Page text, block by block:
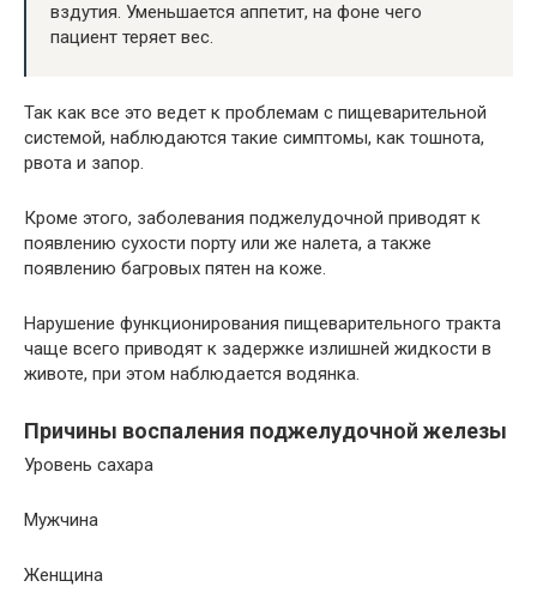
вздутия. Уменьшается аппетит, на фоне чего
пациент теряет вес.
Так как все это ведет к проблемам с пищеварительной
системой, наблюдаются такие симптомы, как тошнота,
рвота и запор.
Кроме этого, заболевания поджелудочной приводят к
появлению сухости порту или же налета, а также
появлению багровых пятен на коже.
Нарушение функционирования пищеварительного тракта
чаще всего приводят к задержке излишней жидкости в
животе, при этом наблюдается водянка.
Причины воспаления поджелудочной железы
Уровень сахара
Мужчина
Женщина